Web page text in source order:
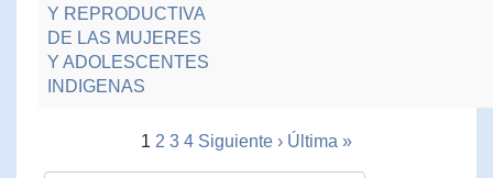
Y REPRODUCTIVA
DE LAS MUJERES
Y ADOLESCENTES
INDIGENAS
1 2 3 4 Siguiente › Última »